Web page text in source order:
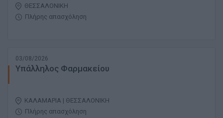
ΘΕΣΣΑΛΟΝΙΚΗ
Πλήρης απασχόληση
03/08/2026
Υπάλληλος Φαρμακείου
ΚΑΛΑΜΑΡΙΑ | ΘΕΣΣΑΛΟΝΙΚΗ
Πλήρης απασχόληση